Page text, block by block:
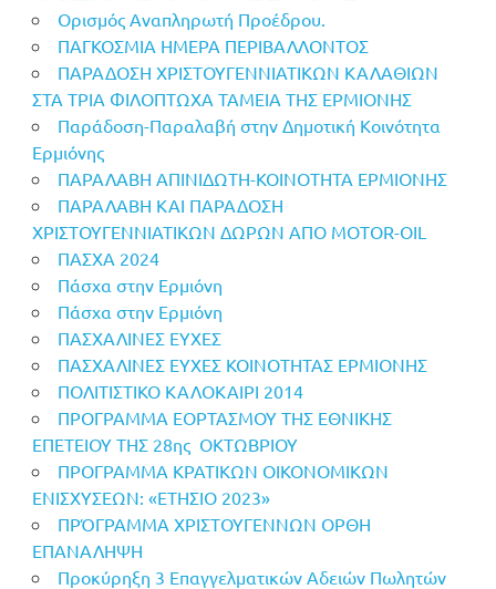
Ορισμός Αναπληρωτή Προέδρου.
ΠΑΓΚΟΣΜΙΑ ΗΜΕΡΑ ΠΕΡΙΒΑΛΛΟΝΤΟΣ
ΠΑΡΑΔΟΣΗ ΧΡΙΣΤΟΥΓΕΝΝΙΑΤΙΚΩΝ ΚΑΛΑΘΙΩΝ
ΣΤΑ ΤΡΙΑ ΦΙΛΟΠΤΩΧΑ ΤΑΜΕΙΑ ΤΗΣ ΕΡΜΙΟΝΗΣ
Παράδοση-Παραλαβή στην Δημοτική Κοινότητα
Ερμιόνης
ΠΑΡΑΛΑΒΗ ΑΠΙΝΙΔΩΤΗ-ΚΟΙΝΟΤΗΤΑ ΕΡΜΙΟΝΗΣ
ΠΑΡΑΛΑΒΗ ΚΑΙ ΠΑΡΑΔΟΣΗ
ΧΡΙΣΤΟΥΓΕΝΝΙΑΤΙΚΩΝ ΔΩΡΩΝ ΑΠΟ MOTOR-OIL
ΠΑΣΧΑ 2024
Πάσχα στην Ερμιόνη
Πάσχα στην Ερμιόνη
ΠΑΣΧΑΛΙΝΕΣ ΕΥΧΕΣ
ΠΑΣΧΑΛΙΝΕΣ ΕΥΧΕΣ ΚΟΙΝΟΤΗΤΑΣ ΕΡΜΙΟΝΗΣ
ΠΟΛΙΤΙΣΤΙΚΟ ΚΑΛΟΚΑΙΡΙ 2014
ΠΡΟΓΡΑΜΜΑ ΕΟΡΤΑΣΜΟΥ ΤΗΣ ΕΘΝΙΚΗΣ
ΕΠΕΤΕΙΟΥ ΤΗΣ 28ης OΚΤΩΒΡΙΟΥ
ΠΡΟΓΡΑΜΜΑ ΚΡΑΤΙΚΩΝ ΟΙΚΟΝΟΜΙΚΩΝ
ΕΝΙΣΧΥΣΕΩΝ: «ΕΤΗΣΙΟ 2023»
ΠΡΌΓΡΑΜΜΑ ΧΡΙΣΤΟΥΓΕΝΝΩΝ ΟΡΘΗ
ΕΠΑΝΑΛΗΨΗ
Προκύρηξη 3 Επαγγελματικών Αδειών Πωλητών